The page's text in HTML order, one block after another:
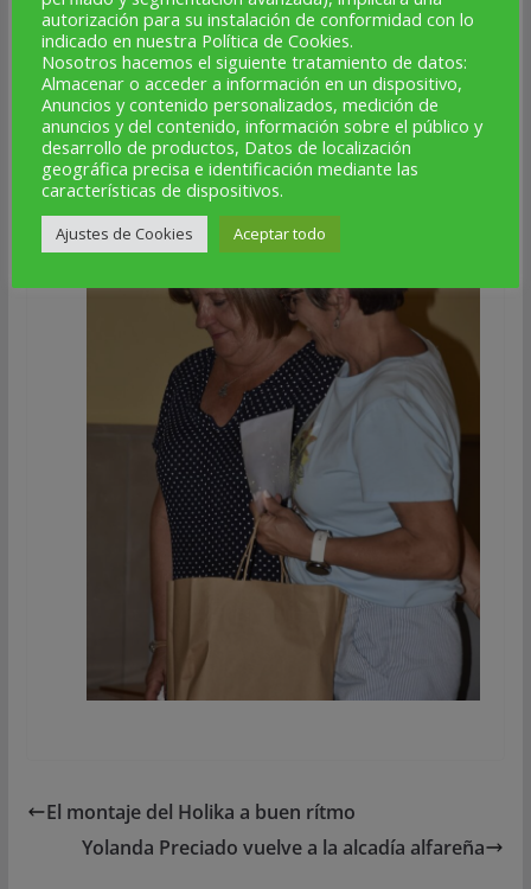
El montaje del Holika a buen rítmo
Yolanda Preciado vuelve a la alcadía alfareña
autorización para su instalación de conformidad con lo
indicado en nuestra Política de Cookies.
Nosotros hacemos el siguiente tratamiento de datos:
Almacenar o acceder a información en un dispositivo,
Anuncios y contenido personalizados, medición de
anuncios y del contenido, información sobre el público y
desarrollo de productos, Datos de localización
geográfica precisa e identificación mediante las
características de dispositivos.
Ajustes de Cookies Aceptar todo